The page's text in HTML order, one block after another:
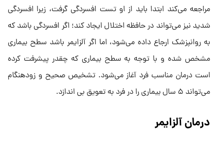
مراجعه می‌کند ابتدا باید از او تست افسردگی گرفت، زیرا افسردگی
شدید نیز می‌تواند در حافظه اختلال ایجاد کند؛ اگر افسردگی باشد که
به روانپزشک ارجاع داده می‌شود، اما اگر آلزایمر باشد سطح بیماری
مشخص شده و با توجه به سطح بیماری که چقدر پیشرفت کرده
است درمان مناسب فرد آغاز می‌شود. تشخیص صحیح و زودهنگام
می‌تواند ۵ سال بیماری را در فرد به تعویق بی اندازد.
درمان آلزایمر